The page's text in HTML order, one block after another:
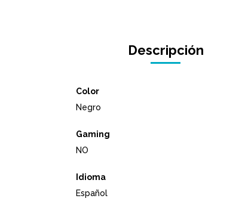
Descripción
Color
Negro
Gaming
NO
Idioma
Español